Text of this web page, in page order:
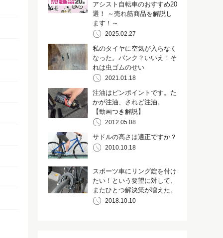
アシスト自転車のおすすめ20
選！ ～売れ筋商品を解説し
ます！～
2025.02.27
私のタイヤに空気が入らなく
なった。パンク？いいえ！そ
れは虫ゴムのせい
2021.01.18
注油はピンポイントです。た
かが注油、されど注油。
【動画つき解説】
2012.05.08
サドルの高さは適正ですか？
2010.10.18
スポーツ車にリング錠を付け
たい！という要望に対して、
またひとつ解決策が増えた。
2018.10.10